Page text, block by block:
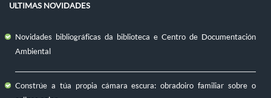
ULTIMAS NOVIDADES
Novidades bibliográficas da biblioteca e Centro de Documentación
Ambiental
Constrúe a túa propia cámara escura: obradoiro familiar sobre o